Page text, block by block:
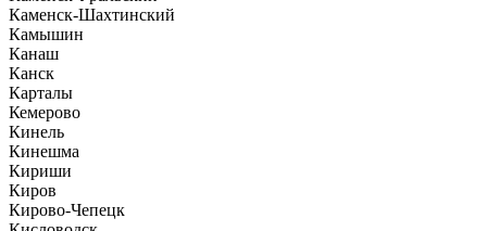
Каменск-Шахтинский
Камышин
Канаш
Канск
Карталы
Кемерово
Кинель
Кинешма
Кириши
Киров
Кирово-Чепецк